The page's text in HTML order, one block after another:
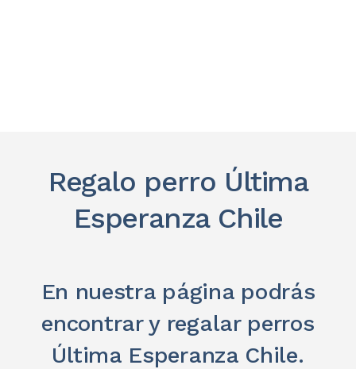
Regalo perro Última
Esperanza Chile
En nuestra página podrás
encontrar y regalar perros
Última Esperanza Chile.